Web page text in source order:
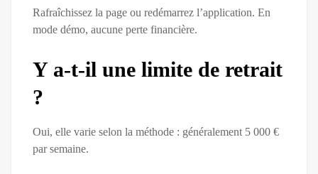
Rafraîchissez la page ou redémarrez l’application. En
mode démo, aucune perte financière.
Y a-t-il une limite de retrait
?
Oui, elle varie selon la méthode : généralement 5 000 €
par semaine.